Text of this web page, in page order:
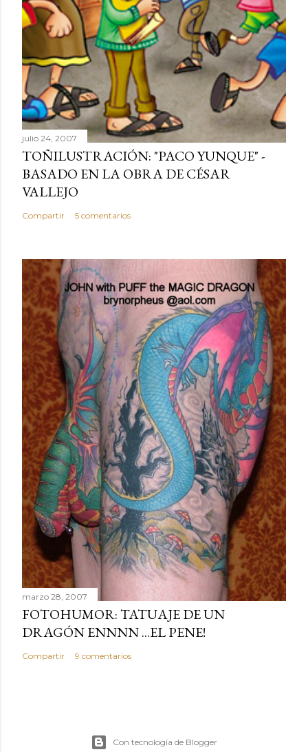
julio 24, 2007
TOÑILUSTRACIÓN: "PACO YUNQUE" -
BASADO EN LA OBRA DE CÉSAR
VALLEJO
Compartir 5 comentarios
marzo 28, 2007
FOTOHUMOR: TATUAJE DE UN
DRAGÓN ENNNN ...EL PENE!
Compartir 9 comentarios
Con tecnología de Blogger